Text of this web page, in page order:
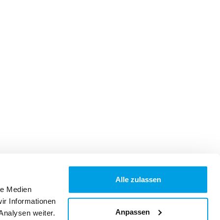
Medien
Informationen
weiter.
Alle zulassen
Anpassen